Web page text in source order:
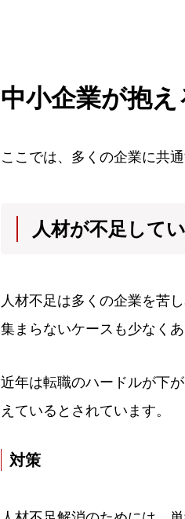
中小企業が抱
ここでは、多くの企業に共
人材が不足して
人材不足は多くの企業を苦
集まらないケースも少なくあ
近年は転職のハードルが下
えているとされています。
対策